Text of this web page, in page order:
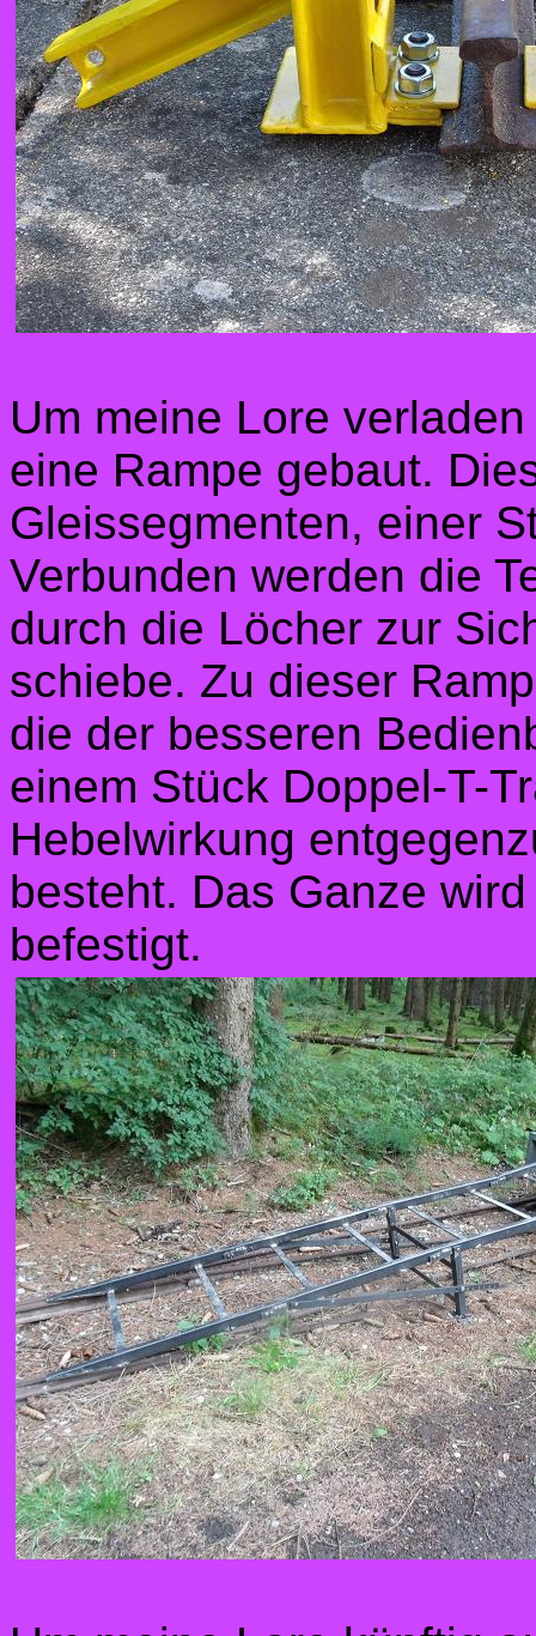
Um meine Lore
eine Rampe gebaut.
Gleissegmenten, einer
Verbunden werden die
durch die Löcher zur
schiebe. Zu dieser
die der besseren
einem Stück Doppel-T-
Hebelwirkung
besteht. Das Ganze
befestigt.